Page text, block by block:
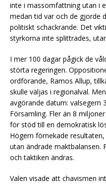
inte i massomfattning utan i
medan tid var och de gjorde
politiskt schackrande. Det
styrkorna inte splittrades,
I mer 100 dagar pågick de
störta regeringen.
ordförande, Ramos Allup,
skulle väljas i regionalval.
avgörande datum: valsegern
Församling. Fler än 8
för stöd till en demokratisk
Högern förnekade
utan ändrade maktbalansen.
och taktiken ändras.
Valen visade att chavismen